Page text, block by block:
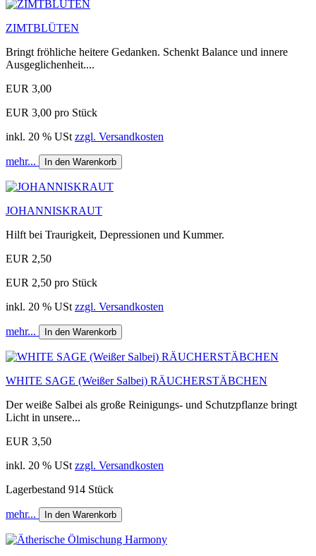
ZIMTBLÜTEN
Bringt fröhliche heitere Gedanken. Schenkt Balance und innere
Ausgeglichenheit....
EUR 3,00
EUR 3,00 pro Stück
inkl. 20 % USt zzgl. Versandkosten
mehr... In den Warenkorb
JOHANNISKRAUT
Hilft bei Traurigkeit, Depressionen und Kummer.
EUR 2,50
EUR 2,50 pro Stück
inkl. 20 % USt zzgl. Versandkosten
mehr... In den Warenkorb
WHITE SAGE (Weißer Salbei) RÄUCHERSTÄBCHEN
Der weiße Salbei als große Reinigungs- und Schutzpflanze bringt
Licht in unsere...
EUR 3,50
inkl. 20 % USt zzgl. Versandkosten
Lagerbestand 914 Stück
mehr... In den Warenkorb